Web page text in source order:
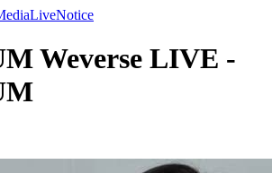
LiveNotice
Weverse LIVE -